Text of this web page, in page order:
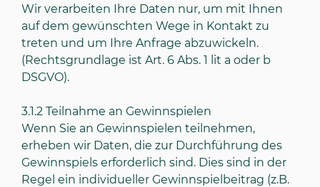
Wir verarbeiten Ihre Daten nur, um mit Ihnen
auf dem gewünschten Wege in Kontakt zu
treten und um Ihre Anfrage abzuwickeln.
(Rechtsgrundlage ist Art. 6 Abs. 1 lit a oder b
DSGVO).
3.1.2 Teilnahme an Gewinnspielen
Wenn Sie an Gewinnspielen teilnehmen,
erheben wir Daten, die zur Durchführung des
Gewinnspiels erforderlich sind. Dies sind in der
Regel ein individueller Gewinnspielbeitrag (z.B.